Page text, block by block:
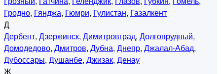
Гродно, Гянджа, Гюмри, Гулистан, Газалкент
Д
Дербент, Дзержинск, Димитровград, Долгопрудный,
Домодедово, Дмитров, Дубна, Днепр, Джалал-Абад,
Дубоссары, Душанбе, Джизак, Денау
Ж